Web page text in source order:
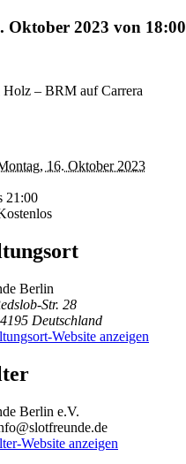
Oktober 2023 von 18:00
Holz – BRM auf Carrera
16. Oktober 2023
21:00
Berlin
Str. 28
Deutschland
Website anzeigen
Berlin e.V.
Website anzeigen